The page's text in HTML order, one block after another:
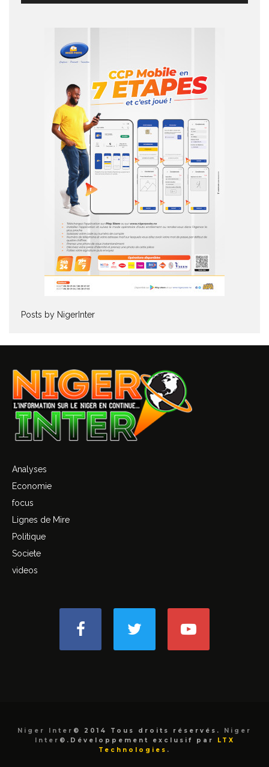
Posts by NigerInter
Analyses
Economie
focus
Lignes de Mire
Politique
Societe
videos
Niger Inter © 2014 Tous droits réservés.
Niger
Inter ©.Développement exclusif par
LTX
Technologies .